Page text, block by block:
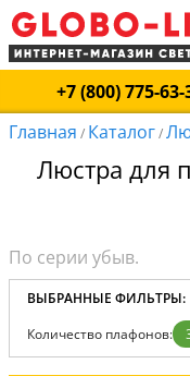
+7 (800) 775-63-
Главная / Каталог/
Люстра для
ВЫБРАННЫЕ ФИЛЬТРЫ:
Количество плафонов:
Вид:
Люстры